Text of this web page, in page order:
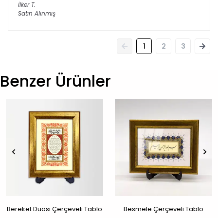
İlker T.
Satın Alınmış
1 2 3
Benzer Ürünler
Bereket Duası Çerçeveli Tablo Besmele Çerçeveli Tablo